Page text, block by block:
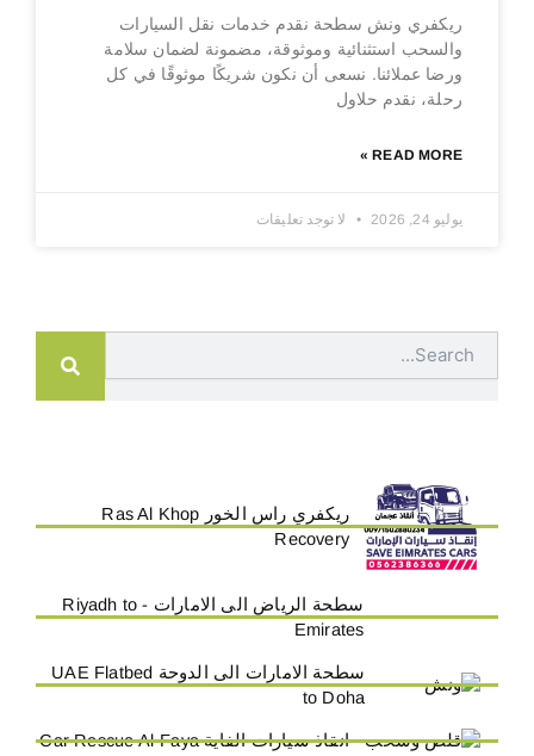
ريكفري ونش سطحة نقدم خدمات نقل السيارات
والسحب استثنائية وموثوقة، مضمونة لضمان سلامة
ورضا عملائنا. نسعى أن نكون شريكًا موثوقًا في كل
رحلة، نقدم حلاول
READ MORE »
يوليو 24, 2026 لا توجد تعليقات
ريكفري راس الخور Ras Al Khop
Recovery
سطحة الرياض الى الامارات - Riyadh to
Emirates
سطحة الامارات الى الدوحة UAE Flatbed
to Doha
انقاذ سيارات الفاية Car Rescue Al-Faya